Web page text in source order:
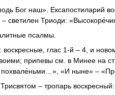
Бог наш». Ексапостиларий
светилен Триоди:
псалмы.
глас 1-й – 4, и
припевы см. в Минее на
похвале́ньми…», «И ныне» –
– тропарь